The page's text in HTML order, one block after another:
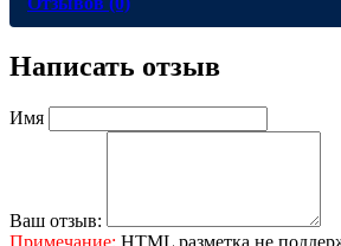
Написать отзыв
Имя
Ваш отзыв:
Примечание: HTML разметка не